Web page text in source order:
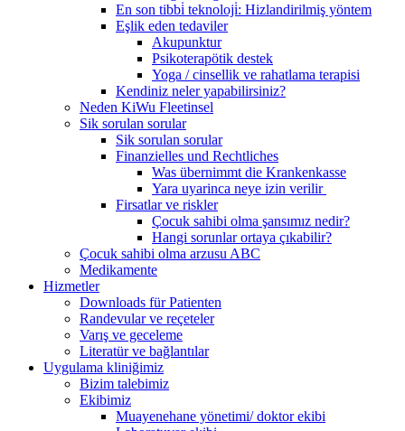
En son tibbi̇ teknoloji̇: Hizlandirilmiş yöntem
Eşlik eden tedaviler
Akupunktur
Psikoterapötik destek
Yoga / cinsellik ve rahatlama terapisi
Kendiniz neler yapabilirsiniz?
Neden KiWu Fleetinsel
Sik sorulan sorular
Sik sorulan sorular
Finanzielles und Rechtliches
Was übernimmt die Krankenkasse
Yara uyarinca neye izin verilir
Firsatlar ve riskler
Çocuk sahibi olma şansımız nedir?
Hangi sorunlar ortaya çıkabilir?
Çocuk sahibi olma arzusu ABC
Medikamente
Hizmetler
Downloads für Patienten
Randevular ve reçeteler
Varış ve geceleme
Literatür ve bağlantılar
Uygulama kliniğimiz
Bizim talebimiz
Ekibimiz
Muayenehane yönetimi/ doktor ekibi